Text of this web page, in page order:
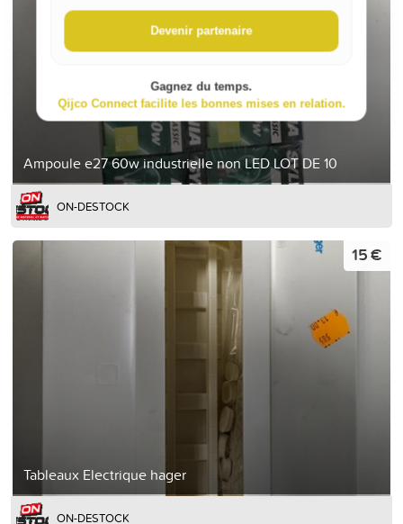
Ampoule e27 60w industrielle non LED LOT DE 10
ON-DESTOCK
Tableaux Electrique hager
15 €
ON-DESTOCK
Devenir partenaire
Gagnez du temps.
Qijco Connect facilite les bonnes mises en relation.